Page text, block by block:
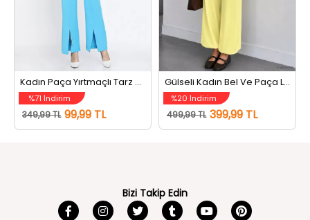
Kadın Paça Yırtmaçlı Tarz Pantolon Mavi
%71 İndirim
349,99 TL 99,99 TL
Gülseli Kadın Bel Ve Paça Lastikli Şalvar Model Pantolon Sarı
%20 İndirim
499,99 TL 399,99 TL
Bizi Takip Edin